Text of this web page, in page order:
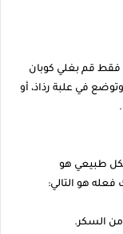
فقط قم بغلي كوبان
في علبة رذاذ، أو
طبيعي هو
فعله هو التالي:
من السكر.